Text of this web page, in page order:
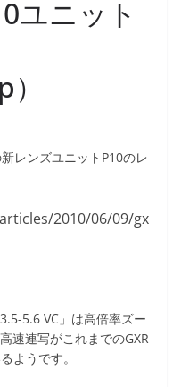
ユニット
レンズユニットP10のレ
2010/06/09/gx
5.6 VC」は高倍率ズー
速連写がこれまでのGXR
ようです。